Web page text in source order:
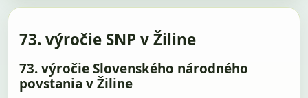
73. výročie SNP v Žiline
73. výročie Slovenského národného
povstania v Žiline